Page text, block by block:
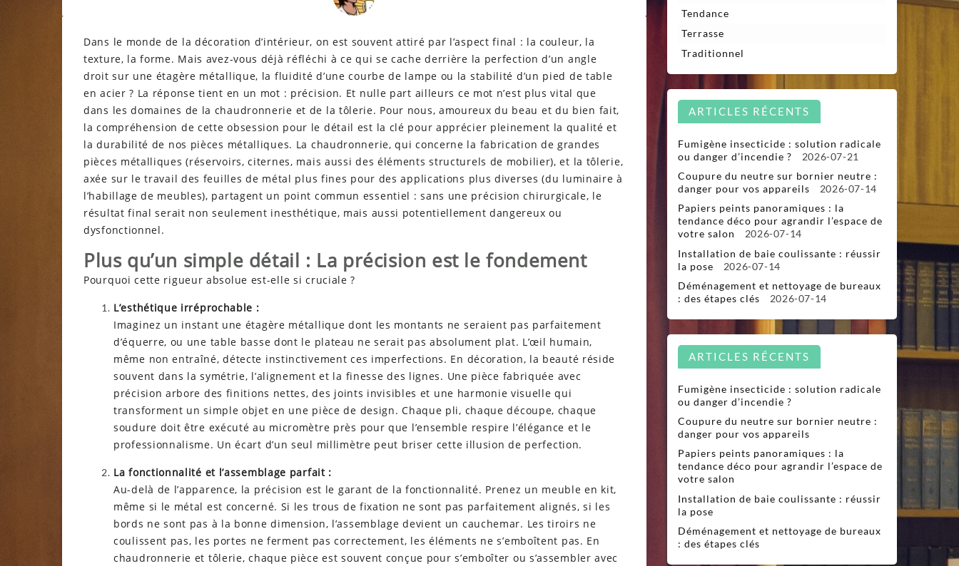
Dans le monde de la décoration d’intérieur, on est souvent attiré par l’aspect final : la couleur, la
texture, la forme. Mais avez-vous déjà réfléchi à ce qui se cache derrière la perfection d’un angle
droit sur une étagère métallique, la fluidité d’une courbe de lampe ou la stabilité d’un pied de table
en acier ? La réponse tient en un mot : précision. Et nulle part ailleurs ce mot n’est plus vital que
dans les domaines de la chaudronnerie et de la tôlerie. Pour nous, amoureux du beau et du bien fait,
la compréhension de cette obsession pour le détail est la clé pour apprécier pleinement la qualité et
la durabilité de nos pièces métalliques. La chaudronnerie, qui concerne la fabrication de grandes
pièces métalliques (réservoirs, citernes, mais aussi des éléments structurels de mobilier), et la tôlerie,
axée sur le travail des feuilles de métal plus fines pour des applications plus diverses (du luminaire à
l’habillage de meubles), partagent un point commun essentiel : sans une précision chirurgicale, le
résultat final serait non seulement inesthétique, mais aussi potentiellement dangereux ou
dysfonctionnel.
Plus qu’un simple détail : La précision est le fondement
Pourquoi cette rigueur absolue est-elle si cruciale ?
L’esthétique irréprochable :
Imaginez un instant une étagère métallique dont les montants ne seraient pas parfaitement
d’équerre, ou une table basse dont le plateau ne serait pas absolument plat. L’œil humain,
même non entraîné, détecte instinctivement ces imperfections. En décoration, la beauté réside
souvent dans la symétrie, l’alignement et la finesse des lignes. Une pièce fabriquée avec
précision arbore des finitions nettes, des joints invisibles et une harmonie visuelle qui
transforment un simple objet en une pièce de design. Chaque pli, chaque découpe, chaque
soudure doit être exécuté au micromètre près pour que l’ensemble respire l’élégance et le
professionnalisme. Un écart d’un seul millimètre peut briser cette illusion de perfection.
La fonctionnalité et l’assemblage parfait :
Au-delà de l’apparence, la précision est le garant de la fonctionnalité. Prenez un meuble en kit,
même si le métal est concerné. Si les trous de fixation ne sont pas parfaitement alignés, si les
bords ne sont pas à la bonne dimension, l’assemblage devient un cauchemar. Les tiroirs ne
coulissent pas, les portes ne ferment pas correctement, les éléments ne s’emboîtent pas. En
chaudronnerie et tôlerie, chaque pièce est souvent conçue pour s’emboîter ou s’assembler avec
Tendance
Terrasse
Traditionnel
ARTICLES RÉCENTS
Fumigène insecticide : solution radicale
ou danger d’incendie ?
2026-07-21
Coupure du neutre sur bornier neutre :
danger pour vos appareils
2026-07-14
Papiers peints panoramiques : la
tendance déco pour agrandir l’espace de
votre salon
2026-07-14
Installation de baie coulissante : réussir
la pose
2026-07-14
Déménagement et nettoyage de bureaux
: des étapes clés
2026-07-14
ARTICLES RÉCENTS
Fumigène insecticide : solution radicale
ou danger d’incendie ?
Coupure du neutre sur bornier neutre :
danger pour vos appareils
Papiers peints panoramiques : la
tendance déco pour agrandir l’espace de
votre salon
Installation de baie coulissante : réussir
la pose
Déménagement et nettoyage de bureaux
: des étapes clés